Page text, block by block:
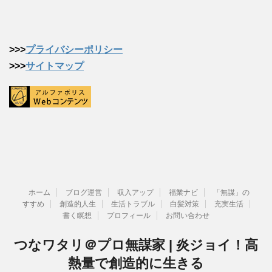
>>>プライバシーポリシー
>>>サイトマップ
ホーム ブログ運営 収入アップ 福業ナビ
「無謀」の
すすめ
創造的人生 生活トラブル 白髪対策
充実生活
書く瞑想
プロフィール お問い合わせ
つなワタリ＠プロ無謀家 | 炎ジョイ！高
熱量で創造的に生きる